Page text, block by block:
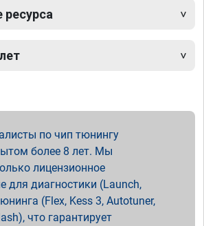
ресурса
по чип тюнингу
более 8 лет. Мы
лицензионное
для диагностики (Launch,
(Flex, Kess 3, Autotuner,
что гарантирует